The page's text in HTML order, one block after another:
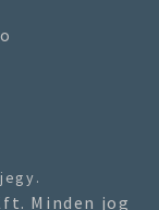
Minden jog